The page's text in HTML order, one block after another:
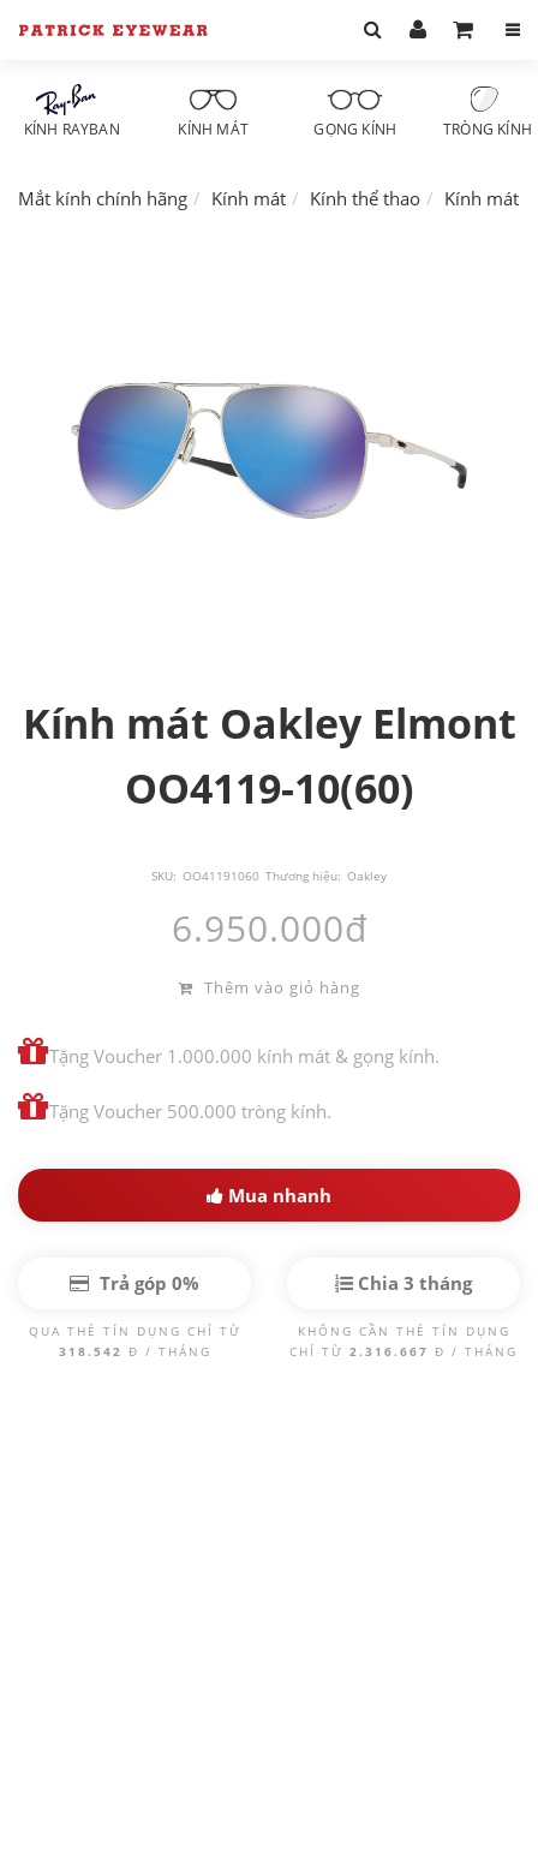
KÍNH RAYBAN KÍNH MÁT GỌNG KÍNH TRÒNG KÍNH
Mắt kính chính hãng Kính mát Kính thể thao Kính mát
Kính mát Oakley Elmont
OO4119-10(60)
SKU: OO41191060 Thương hiệu: Oakley
6.950.000đ
Thêm vào giỏ hàng
Tặng Voucher 1.000.000 kính mát & gọng kính.
Tặng Voucher 500.000 tròng kính.
Mua nhanh
Trả góp 0%
QUA THẺ TÍN DỤNG CHỈ TỪ
318.542 Đ / THÁNG
Chia 3 tháng
KHÔNG CẦN THẺ TÍN DỤNG
CHỈ TỪ 2.316.667 Đ / THÁNG